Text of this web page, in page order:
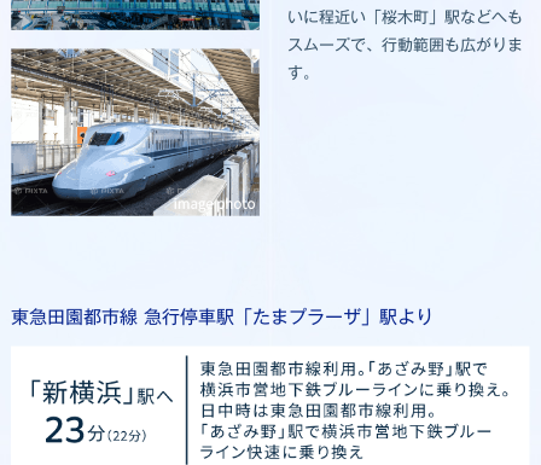
いに程近い「桜木町」駅などへも
スムーズで、行動範囲も広がりま
す。
東急田園都市線 急行停車駅「たまプラーザ」駅より